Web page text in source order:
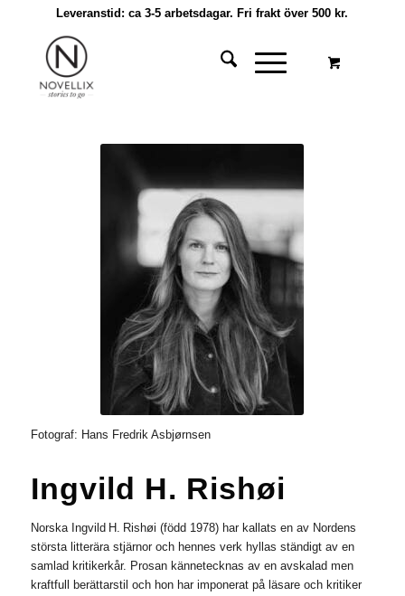
Leveranstid: ca 3-5 arbetsdagar. Fri frakt över 500 kr.
Fotograf: Hans Fredrik Asbjørnsen
Ingvild H. Rishøi
Norska Ingvild H. Rishøi (född 1978) har kallats en av Nordens
största litterära stjärnor och hennes verk hyllas ständigt av en
samlad kritikerkår. Prosan kännetecknas av en avskalad men
kraftfull berättarstil och hon har ­imponerat på läsare och kritiker